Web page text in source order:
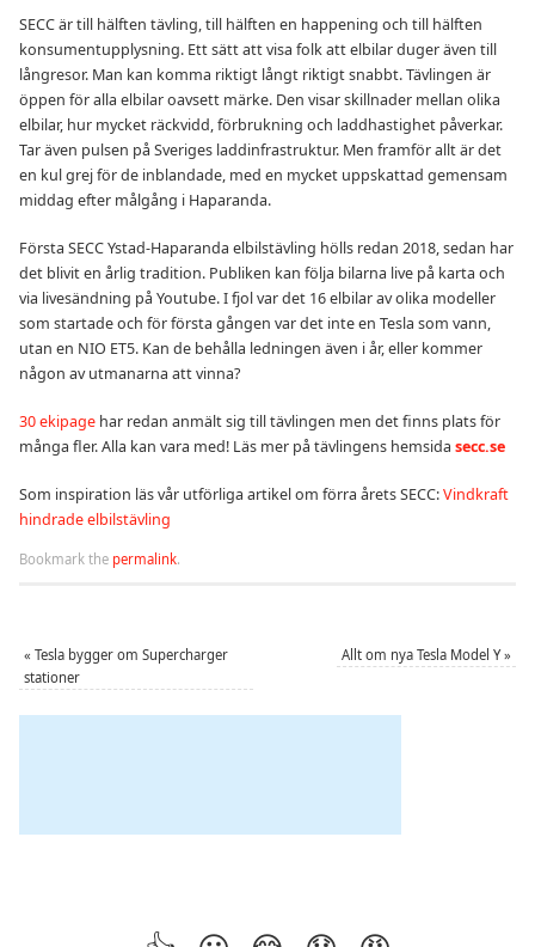
SECC är till hälften tävling, till hälften en happening och till hälften
konsumentupplysning. Ett sätt att visa folk att elbilar duger även till
långresor. Man kan komma riktigt långt riktigt snabbt. Tävlingen är
öppen för alla elbilar oavsett märke. Den visar skillnader mellan olika
elbilar, hur mycket räckvidd, förbrukning och laddhastighet påverkar.
Tar även pulsen på Sveriges laddinfrastruktur. Men framför allt är det
en kul grej för de inblandade, med en mycket uppskattad gemensam
middag efter målgång i Haparanda.
Första SECC Ystad-Haparanda elbilstävling hölls redan 2018, sedan har
det blivit en årlig tradition. Publiken kan följa bilarna live på karta och
via livesändning på Youtube. I fjol var det 16 elbilar av olika modeller
som startade och för första gången var det inte en Tesla som vann,
utan en NIO ET5. Kan de behålla ledningen även i år, eller kommer
någon av utmanarna att vinna?
30 ekipage har redan anmält sig till tävlingen men det finns plats för
många fler. Alla kan vara med! Läs mer på tävlingens hemsida secc.se
Som inspiration läs vår utförliga artikel om förra årets SECC:Vindkraft
hindrade elbilstävling
Bookmark the permalink.
« Tesla bygger om Supercharger
stationer
Allt om nya Tesla Model Y»